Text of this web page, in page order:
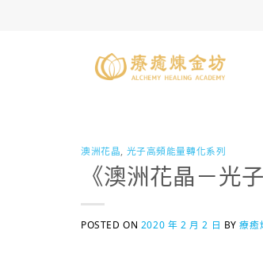
澳洲花晶 光子高頻能量轉化系列
《澳洲花晶－光
POSTED ON 2020 年 2 月 2 日 BY療癒